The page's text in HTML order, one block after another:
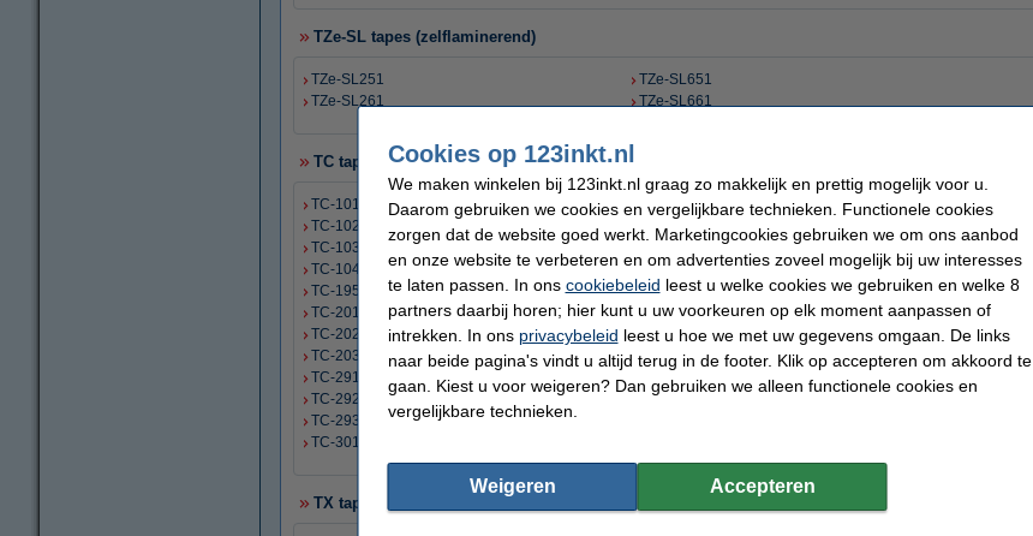
TZe-SL tapes (zelflaminerend)
TZe-SL251
TZe-SL261
TZe-SL651
TZe-SL661
TC tapes
TC-101
TC-102
TC-103
TC-104
TC-195
TC-201
TC-202
TC-203
TC-291
TC-292
TC-293
TC-301
TC-391
TC-395
TC-491
TC-495
TC-501
TC-591
TC-595
TC-601
TC-691
TC-795
TC-891
TC-A95
TC-B01
TC-C01
TC-D01
TC-M91
TX tapes
Cookies op 123inkt.nl
We maken winkelen bij 123inkt.nl graag zo makkelijk en prettig mogelijk voor u.
Daarom gebruiken we cookies en vergelijkbare technieken. Functionele cookies
zorgen dat de website goed werkt. Marketingcookies gebruiken we om ons aanbod
en onze website te verbeteren en om advertenties zoveel mogelijk bij uw interesses
te laten passen. In ons cookiebeleid leest u welke cookies we gebruiken en welke 8
partners daarbij horen; hier kunt u uw voorkeuren op elk moment aanpassen of
intrekken. In ons privacybeleid leest u hoe we met uw gegevens omgaan. De links
naar beide pagina's vindt u altijd terug in de footer. Klik op accepteren om akkoord te
gaan. Kiest u voor weigeren? Dan gebruiken we alleen functionele cookies en
vergelijkbare technieken.
Weigeren Accepteren